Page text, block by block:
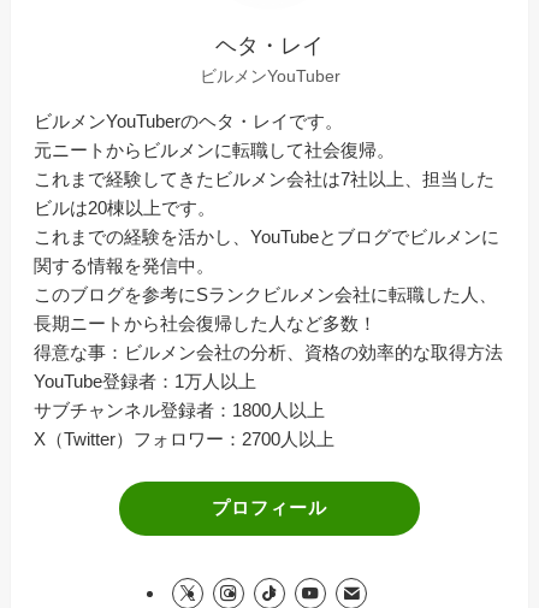
ヘタ・レイ
ビルメンYouTuber
ビルメンYouTuberのヘタ・レイです。
元ニートからビルメンに転職して社会復帰。
これまで経験してきたビルメン会社は7社以上、担当した
ビルは20棟以上です。
これまでの経験を活かし、YouTubeとブログでビルメンに
関する情報を発信中。
このブログを参考にSランクビルメン会社に転職した人、
長期ニートから社会復帰した人など多数！
得意な事：ビルメン会社の分析、資格の効率的な取得方法
YouTube登録者：1万人以上
サブチャンネル登録者：1800人以上
X（Twitter）フォロワー：2700人以上
プロフィール